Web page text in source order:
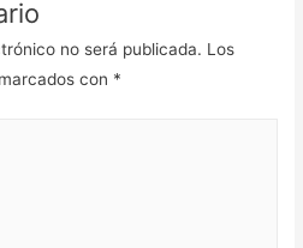
no será publicada. Los
con *